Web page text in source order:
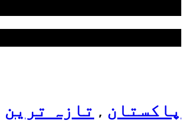
پاکستان , تازہ ترین